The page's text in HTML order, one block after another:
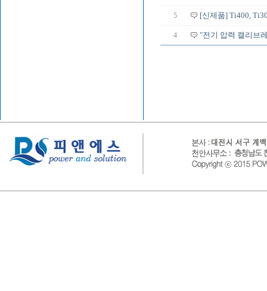
5 [신제품] Ti400,
4 "전기 압력 캘리브